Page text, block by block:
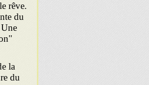
rêve.
du
la
du